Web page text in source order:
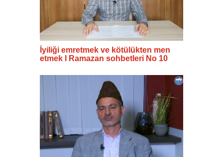
İyiliği emretmek ve kötülükten men
etmek I Ramazan sohbetleri No 10